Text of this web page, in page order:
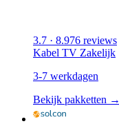
3.7 · 8.976 reviews
Kabel TV Zakelijk
3-7 werkdagen
Bekijk pakketten →